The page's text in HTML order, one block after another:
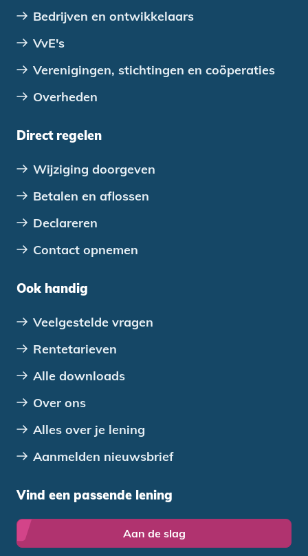
Bedrijven en ontwikkelaars
VvE's
Verenigingen, stichtingen en coöperaties
Overheden
Direct regelen
Wijziging doorgeven
Betalen en aflossen
Declareren
Contact opnemen
Ook handig
Veelgestelde vragen
Rentetarieven
Alle downloads
Over ons
Alles over je lening
Aanmelden nieuwsbrief
Vind een passende lening
Aan de slag